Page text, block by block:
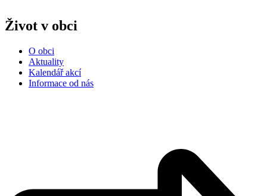
Život v obci
O obci
Aktuality
Kalendář akcí
Informace od nás